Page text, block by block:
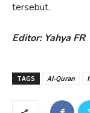
tersebut.
Editor: Yahya FR
TAGS Al-Quran